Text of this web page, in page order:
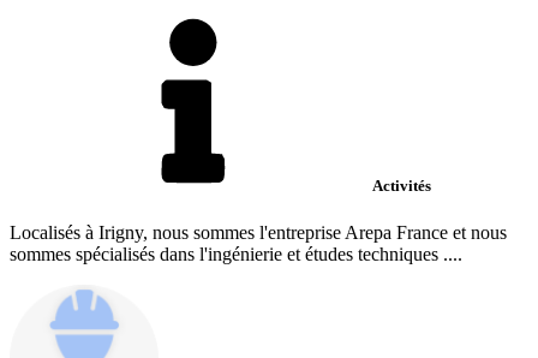
Activités
Localisés à Irigny, nous sommes l'entreprise Arepa France et nous
sommes spécialisés dans l'ingénierie et études techniques ....